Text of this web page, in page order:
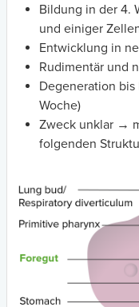
Bildung in der 4.
und einiger
Entwicklung in
Rudimentär und
Degeneration bis
Woche)
Zweck unklar →
folgenden